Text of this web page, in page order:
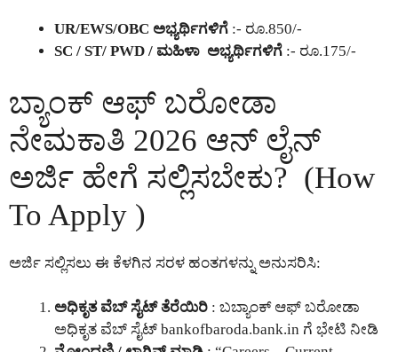
UR/EWS/OBC ಅಭ್ಯರ್ಥಿಗಳಿಗೆ :- ರೂ.850/-
SC / ST/ PWD / ಮಹಿಳಾ ಅಭ್ಯರ್ಥಿಗಳಿಗೆ :- ರೂ.175/-
ಬ್ಯಾಂಕ್ ಆಫ್ ಬರೋಡಾ
ನೇಮಕಾತಿ 2026 ಆನ್ ಲೈನ್
ಅರ್ಜಿ ಹೇಗೆ ಸಲ್ಲಿಸಬೇಕು? (How
To Apply )
ಅರ್ಜಿ ಸಲ್ಲಿಸಲು ಈ ಕೆಳಗಿನ ಸರಳ ಹಂತಗಳನ್ನು ಅನುಸರಿಸಿ:
ಅಧಿಕೃತ ವೆಬ್ ಸೈಟ್ ತೆರೆಯಿರಿ : ಬಬ್ಯಾಂಕ್ ಆಫ್ ಬರೋಡಾ
ಅಧಿಕೃತ ವೆಬ್ ಸೈಟ್ bankofbaroda.bank.in ಗೆ ಭೇಟಿ ನೀಡಿ